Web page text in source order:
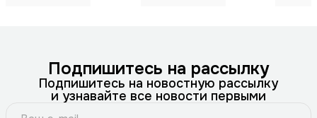
Подпишитесь на рассылку
Подпишитесь на новостную рассылку
и узнавайте все новости первыми